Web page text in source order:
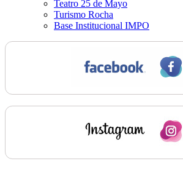
Teatro 25 de Mayo
Turismo Rocha
Base Institucional IMPO